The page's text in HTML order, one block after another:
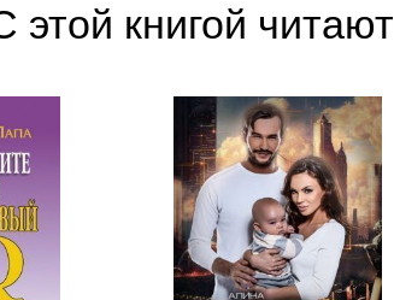
этой книгой читают